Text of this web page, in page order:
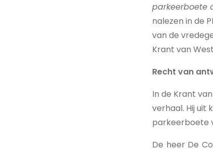
parkeerboete
nalezen in de
van de
Krant van
Recht van
In de Krant
verhaal. Hij uit
parkeerboete
De heer De